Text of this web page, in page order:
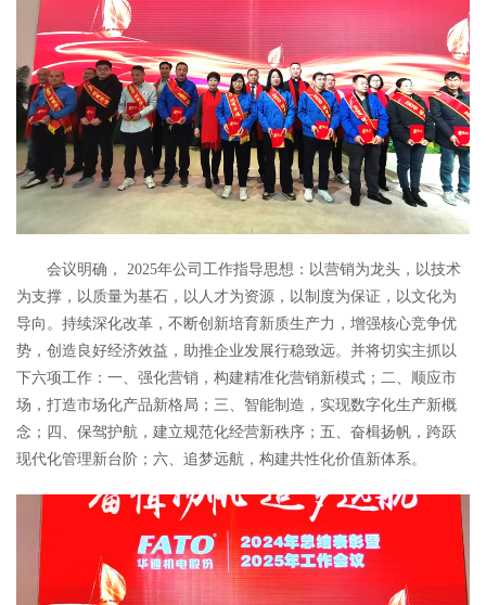
会议明确， 2025年公司工作指导思想：以营销为龙头，以技术
为支撑，以质量为基石，以人才为资源，以制度为保证，以文化为
导向。持续深化改革，不断创新培育新质生产力，增强核心竞争优
势，创造良好经济效益，助推企业发展行稳致远。并将切实主抓以
下六项工作：一、强化营销，构建精准化营销新模式；二、顺应市
场，打造市场化产品新格局；三、智能制造，实现数字化生产新概
念；四、保驾护航，建立规范化经营新秩序；五、奋楫扬帆，跨跃
现代化管理新台阶；六、追梦远航，构建共性化价值新体系。